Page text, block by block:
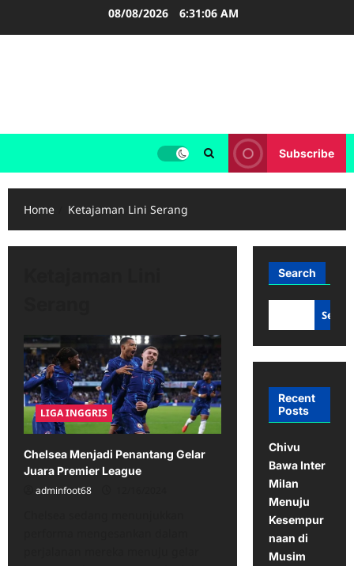
08/08/2026 6:31:06 AM
Subscribe
Home Ketajaman Lini Serang
LIGA INGGRIS
Chelsea Menjadi Penantang Gelar
Juara Premier League
adminfoot68
Search
Recent
Posts
Chivu
Bawa Inter
Milan
Menuju
Kesempur
naan di
Musim